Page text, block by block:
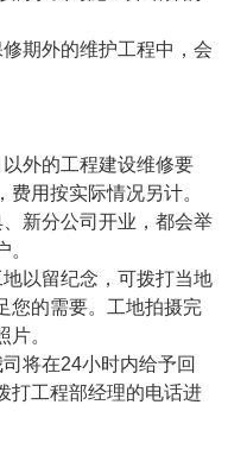
期外的维护工程中，会
以外的工程建设维修要
用按实际情况另计。
新分公司开业，都会举
以留纪念，可拨打当地
您的需要。工地拍摄完
。
将在24小时内给予回
打工程部经理的电话进